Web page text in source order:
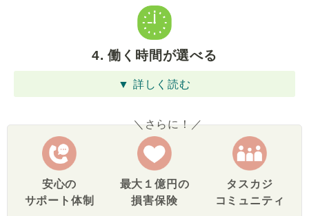
4. 働く時間が選べる
▼ 詳しく読む
＼さらに！／
安心の
サポート体制
最大１億円の
損害保険
タスカジ
コミュニティ